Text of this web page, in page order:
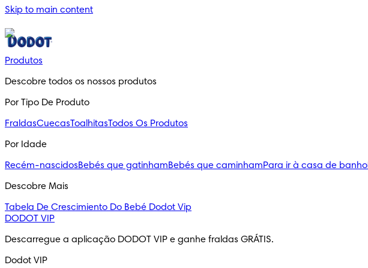
Skip to main content
Produtos
Descobre todos os nossos produtos
Por Tipo De Produto
FraldasCuecasToalhitasTodos Os Produtos
Por Idade
Recém-nascidosBebés que gatinhamBebés que caminhamPara ir à casa de banho
Descobre Mais
Tabela De Crescimiento Do Bebé Dodot Vip
DODOT VIP
Descarregue a aplicação DODOT VIP e ganhe fraldas GRÁTIS.
Dodot VIP